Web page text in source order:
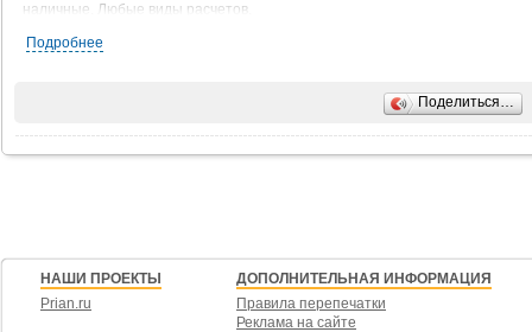
наличные. Любые виды расчетов.
Безупречное проведение сделок - защита ваших интересов и средств.
Опыт межрегиональных сделок - купим/продадим объект в любом уголке
JV001066103261
Подробнее
Поделиться…
НАШИ ПРОЕКТЫ
Prian.ru
ДОПОЛНИТЕЛЬНАЯ ИНФОРМАЦИЯ
Правила перепечатки
Реклама на сайте